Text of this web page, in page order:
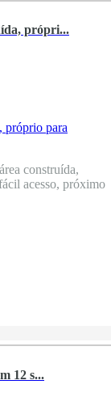
própri...
construída,
acesso, próximo
12 s...